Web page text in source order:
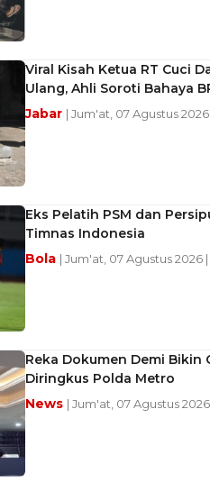
Viral Kisah Ketua RT Cuci
Ulang, Ahli Soroti Bahaya
Jabar | Jum'at, 07 Agustus 2026
Eks Pelatih PSM dan
Timnas Indonesia
Bola | Jum'at, 07 Agustus 2026 |
Reka Dokumen Demi Bikin
Diringkus Polda Metro
News | Jum'at, 07 Agustus 2026